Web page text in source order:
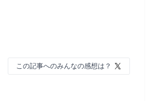
この記事へのみんなの感想は？